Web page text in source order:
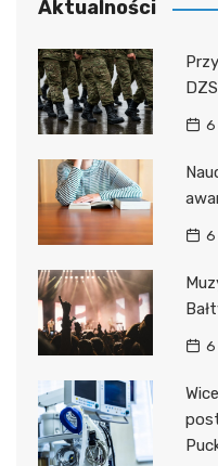
Aktualności
6
6
6